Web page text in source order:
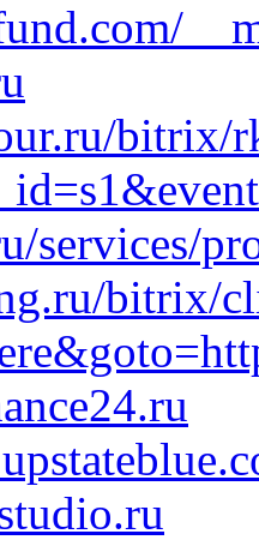
bitrix/
services/
bitrix/